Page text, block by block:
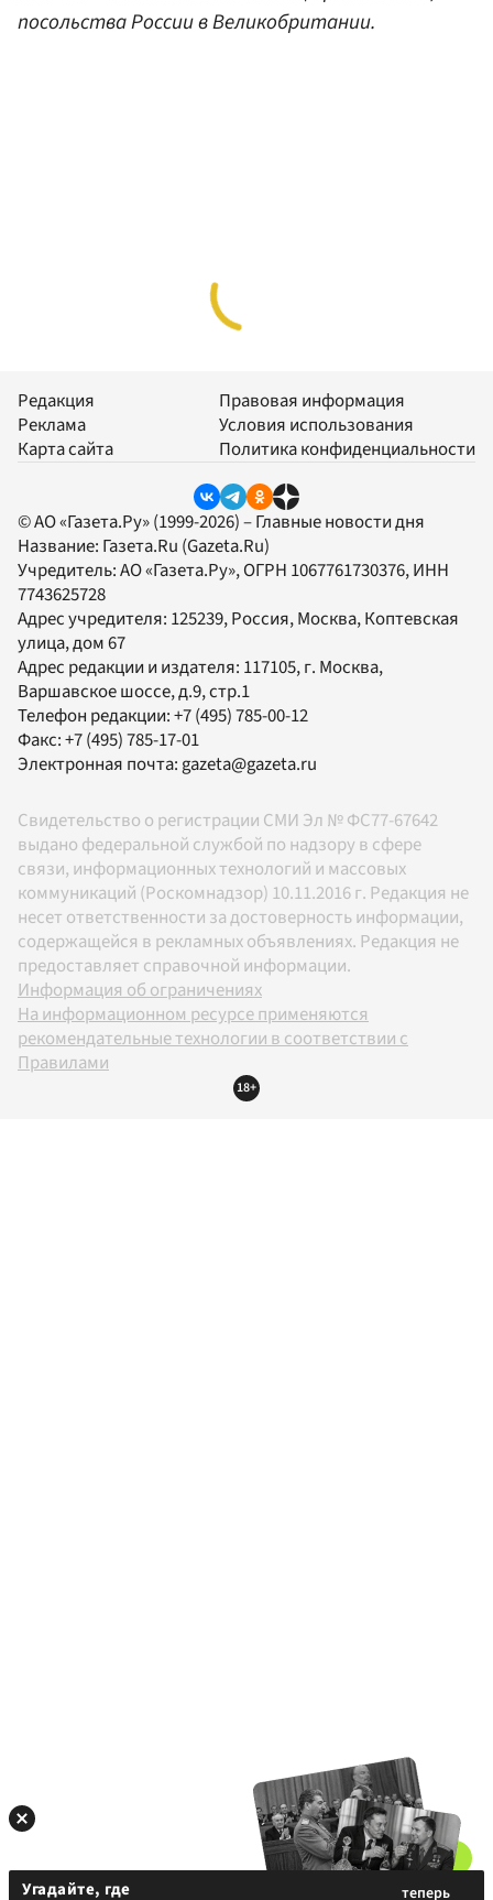
посольства России в Великобритании.
Редакция
Реклама
Карта сайта
Правовая информация
Условия использования
Политика конфиденциальности
© АО «Газета.Ру» (1999-2026) – Главные новости дня
Название: Газета.Ru (Gazeta.Ru)
Учредитель:АО «Газета.Ру», ОГРН 1067761730376, ИНН
7743625728
Адрес учредителя: 125239, Россия, Москва, Коптевская
улица, дом 67
Адрес редакции и издателя: 117105, г. Москва,
Варшавское шоссе, д.9, стр.1
Телефон редакции:+7 (495) 785-00-12
Факс:+7 (495) 785-17-01
Электронная почта:gazeta@gazeta.ru
Свидетельство о регистрации СМИ Эл № ФС77-67642
выдано федеральной службой по надзору в сфере
связи, информационных технологий и массовых
коммуникаций (Роскомнадзор) 10.11.2016 г. Редакция не
несет ответственности за достоверность информации,
содержащейся в рекламных объявлениях. Редакция не
предоставляет справочной информации.
Информация об ограничениях
На информационном ресурсе применяются
рекомендательные технологии в соответствии с
Правилами
18+
Угадайте, где